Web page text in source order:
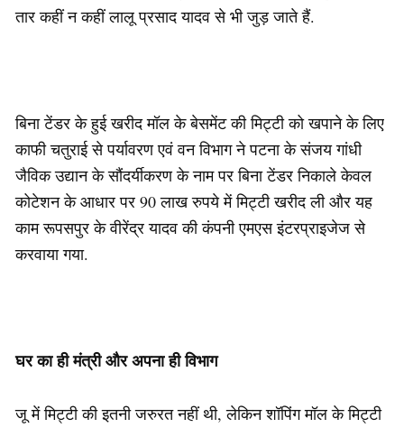
तार कहीं न कहीं लालू प्रसाद यादव से भी जुड़ जाते हैं.
बिना टेंडर के हुई खरीद मॉल के बेसमेंट की मिट्टी को खपाने के लिए
काफी चतुराई से पर्यावरण एवं वन विभाग ने पटना के संजय गांधी
जैविक उद्यान के सौंदर्यीकरण के नाम पर बिना टेंडर निकाले केवल
कोटेशन के आधार पर 90 लाख रुपये में मिट्टी खरीद ली और यह
काम रूपसपुर के वीरेंद्र यादव की कंपनी एमएस इंटरप्राइजेज से
करवाया गया.
घर का ही मंत्री और अपना ही विभाग
जू में मिट्टी की इतनी जरुरत नहीं थी, लेकिन शॉपिंग मॉल के मिट्टी